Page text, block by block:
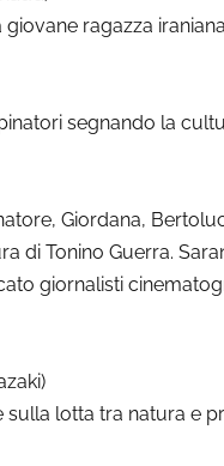
ragazza
segnando la
Giordana,
di Tonino Guerra.
giornalisti
sulla lotta tra natura e